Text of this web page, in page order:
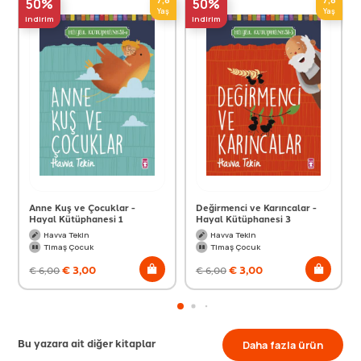
50%
indirim
Yaş
Anne Kuş ve Çocuklar -
Hayal Kütüphanesi 1
Havva Tekin
Timaş Çocuk
€6,00€ 3,00
50%
indirim
Yaş
Değirmenci ve Karıncalar -
Hayal Kütüphanesi 3
Havva Tekin
Timaş Çocuk
€6,00€3,00
Bu yazara ait diğer kitaplar Daha fazla ürün